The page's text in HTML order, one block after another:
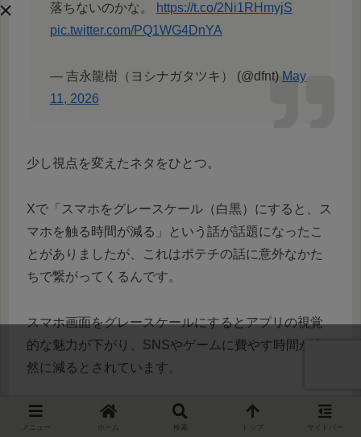
落ちないのかな。
https://t.co/2Ni1RHmyjS
pic.twitter.com/PQ1WG4DnYA
— 吉永龍樹（ヨシナガタツキ） (@dfnt) May
11, 2026
少し視点を変えたネタをひとつ。
Xで「スマホをグレースケール（白黒）にすると、ス
マホを触る時間が減る」という話が話題になったこ
とがありましたが、これはポテチの話に意外なかた
ちで繋がってくるんです。
スマホ画面をグレースケールにするとアプリの視覚
的な魅力が下がり、SNSやゲームに費やす時間が自
然に減るとされています。
色がなくなることで「脳への刺激」が減り、脳の報
メニュー ホーム 検索 トップ サイドバー